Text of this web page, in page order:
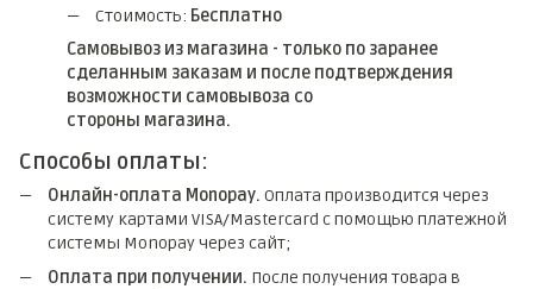
Стоимость: Бесплатно
Самовывоз из магазина - только по заранее
сделанным заказам и после подтверждения
возможности самовывоза со
стороны магазина.
Способы оплаты:
Онлайн-оплата Monopay. Оплата производится через
систему картами VISA/Mastercard с помощью платежной
системы Monopay через сайт;
Оплата при получении. После получения товара в